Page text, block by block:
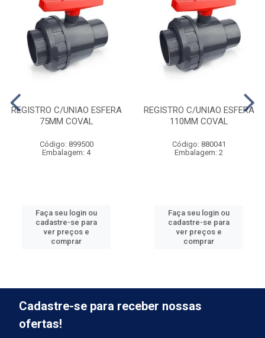
REGISTRO C/UNIAO ESFERA
75MM COVAL
Código: 899500
Embalagem: 4
Faça seu login ou
cadastre-se para
ver preços e
comprar
REGISTRO C/UNIAO ESFERA
110MM COVAL
Código: 880041
Embalagem: 2
Faça seu login ou
cadastre-se para
ver preços e
comprar
Cadastre-se para receber nossas
ofertas!